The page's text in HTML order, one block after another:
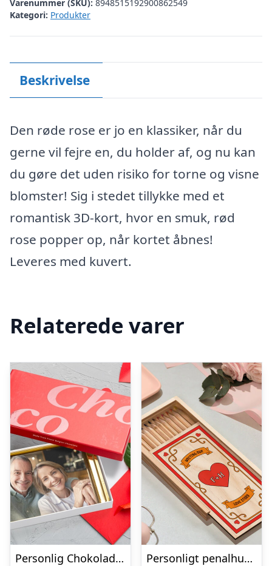
Varenummer (SKU): 8948515192900862549
Kategori: Produkter
Beskrivelse
Den røde rose er jo en klassiker, når du
gerne vil fejre en, du holder af, og nu kan
du gøre det uden risiko for torne og visne
blomster! Sig i stedet tillykke med et
romantisk 3D-kort, hvor en smuk, rød
rose popper op, når kortet åbnes!
Leveres med kuvert.
Relaterede varer
Personlig Chokoladeplade med Billede
Personligt penalhus med Retrodesign